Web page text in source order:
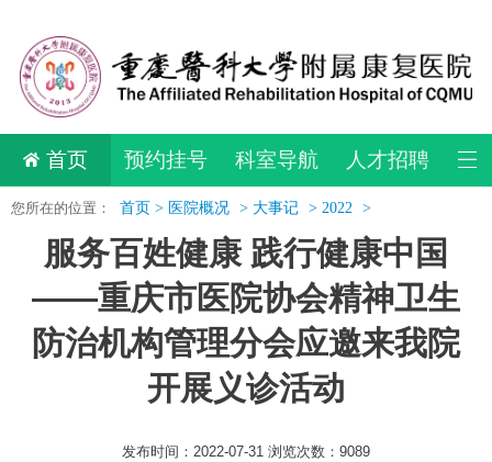
首页 预约挂号 科室导航 人才招聘
您所在的位置： 首页 > 医院概况 > 大事记 > 2022 >
服务百姓健康 践行健康中国
——重庆市医院协会精神卫生
防治机构管理分会应邀来我院
开展义诊活动
发布时间：2022-07-31 浏览次数：9089